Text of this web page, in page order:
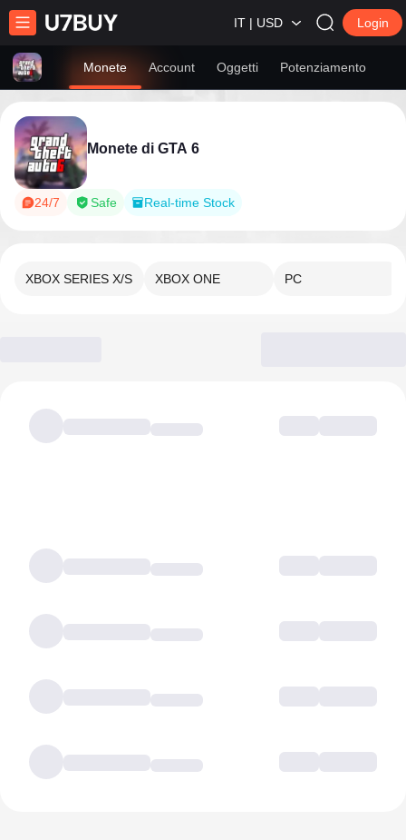
IT | USD Login
Monete Account Oggetti Potenziamento
Monete di GTA 6
24/7 Safe Real-time Stock
XBOX SERIES X/S XBOX ONE PC